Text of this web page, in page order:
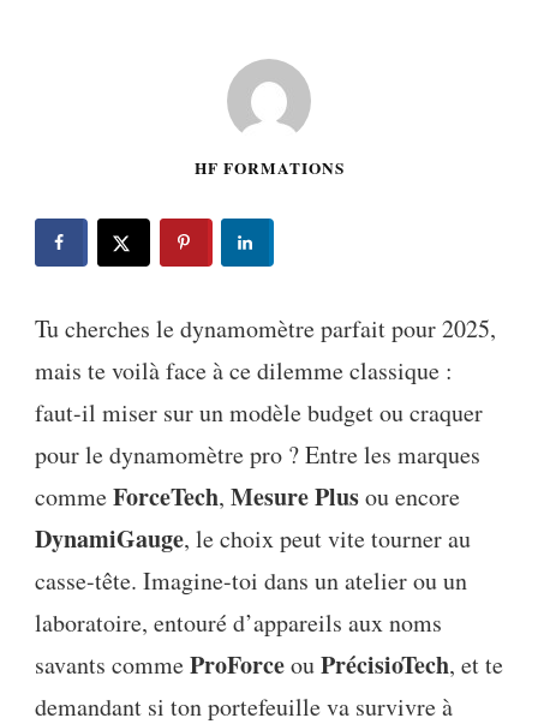
HF FORMATIONS
Tu cherches le dynamomètre parfait pour 2025,
mais te voilà face à ce dilemme classique :
faut-il miser sur un modèle budget ou craquer
pour le dynamomètre pro ? Entre les marques
commeForceTech, Mesure Plusou encore
DynamiGauge, le choix peut vite tourner au
casse-tête. Imagine-toi dans un atelier ou un
laboratoire, entouré d’appareils aux noms
savants commeProForceouPrécisioTech, et te
demandant si ton portefeuille va survivre à